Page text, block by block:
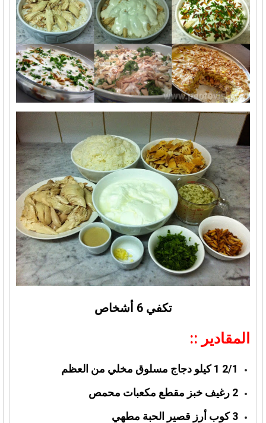
تكفي 6 أشخاص
المقادير ::
2/1 1 كيلو دجاج مسلوق مخلي من العظم
2 رغيف خبز مقطع مكعبات محمص
3 كوب أرز قصير الحبة مطهي